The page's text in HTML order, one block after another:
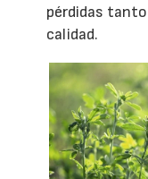
pérdidas
calidad.